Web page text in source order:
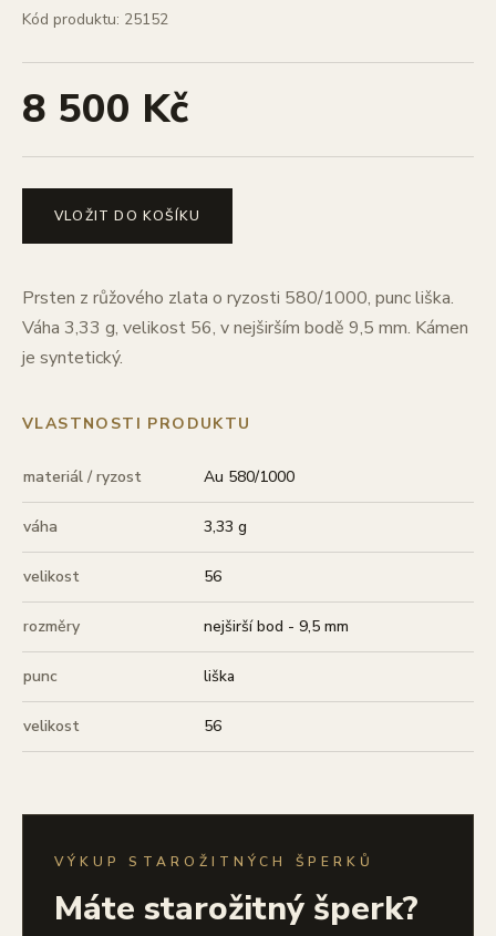
Kód produktu: 25152
8 500 Kč
VLOŽIT DO KOŠÍKU
Prsten z růžového zlata o ryzosti 580/1000, punc liška.
Váha 3,33 g, velikost 56, v nejširším bodě 9,5 mm. Kámen
je syntetický.
VLASTNOSTI PRODUKTU
materiál / ryzost Au 580/1000
váha 3,33 g
velikost 56
rozměry nejširší bod - 9,5 mm
punc liška
velikost 56
VÝKUP STAROŽITNÝCH ŠPERKŮ
Máte starožitný šperk?